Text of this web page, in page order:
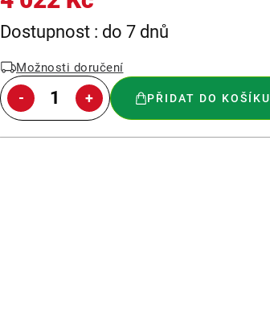
Měrná
Dostupnost : do 7 dnů
Možnosti doručení
PŘIDAT DO KOŠÍKU